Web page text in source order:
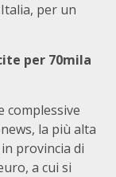
per un
per 70mila
complessive
la più alta
provincia di
a cui si